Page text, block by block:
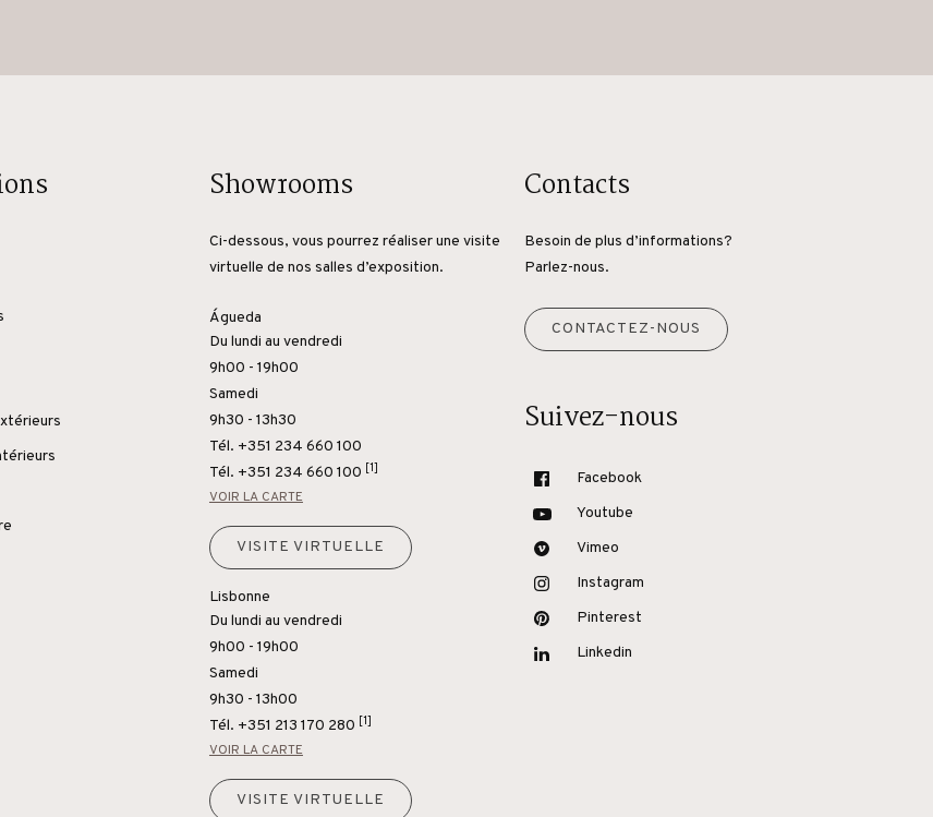
Showrooms
Ci-dessous, vous pourrez réaliser une visite
virtuelle de nos salles d’exposition.
Águeda
Du lundi au vendredi
9h00 - 19h00
Samedi
9h30 - 13h30
Tél. +351 234 660 100
Tél. +351 234 660 100 [1]
VOIR LA CARTE
VISITE VIRTUELLE
Lisbonne
Du lundi au vendredi
9h00 - 19h00
Samedi
9h30 - 13h00
Tél. +351 213 170 280 [1]
VOIR LA CARTE
VISITE VIRTUELLE
Contacts
Besoin de plus d’informations?
Parlez-nous.
CONTACTEZ-NOUS
Suivez-nous
Facebook
Youtube
Vimeo
Instagram
Pinterest
Linkedin